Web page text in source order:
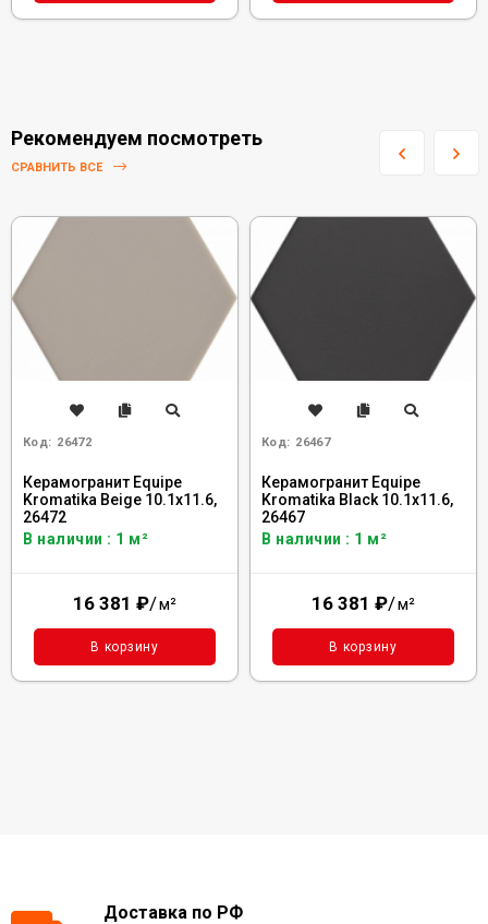
Рекомендуем посмотреть
СРАВНИТЬ ВСЕ
Код: 26472
Керамогранит Equipe
Kromatika Beige 10.1x11.6,
26472
В наличии : 1 м²
16 381 ₽/м²
В корзину
Код: 26467
Керамогранит Equipe
Kromatika Black 10.1x11.6,
26467
В наличии : 1 м²
16 381 ₽/м²
В корзину
Доставка по РФ